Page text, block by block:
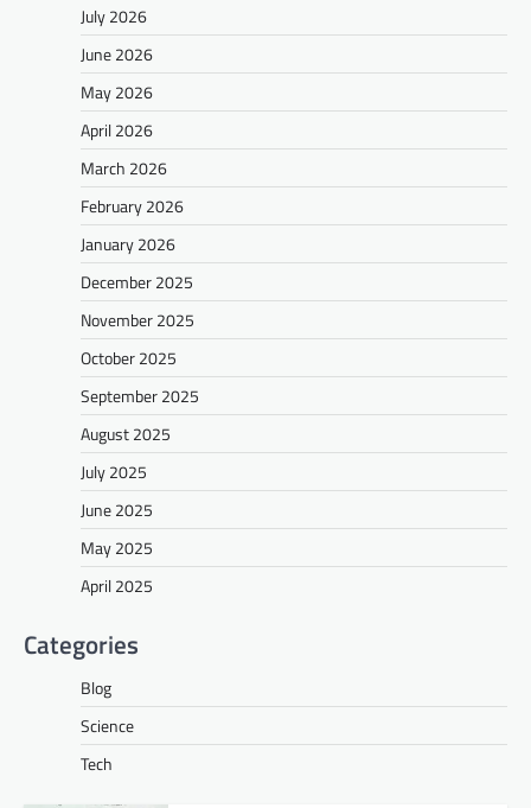
July 2026
June 2026
May 2026
April 2026
March 2026
February 2026
January 2026
December 2025
November 2025
October 2025
September 2025
August 2025
July 2025
June 2025
May 2025
April 2025
Categories
Blog
Science
Tech